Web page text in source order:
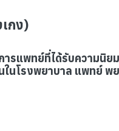
กง)
รแพทย์ที่ได้รับความนิ
ในโรงพยาบาล แพท